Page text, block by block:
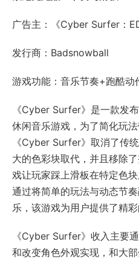
广告主：《Cyber Surfer：
发行商：Badsnowball
游戏功能：音乐节奏+跑酷动
《Cyber Surfer》是一款发
休闲音乐游戏，为了简化玩
《Cyber Surfer》取消了传
大的色彩块取代，并且移除
戏让玩家踩上滑板在特定色
通过将简单的玩法与动态节
乐，该游戏为用户提供了精彩
《Cyber Surfer》收入主要
和改变角色外观实现，和大